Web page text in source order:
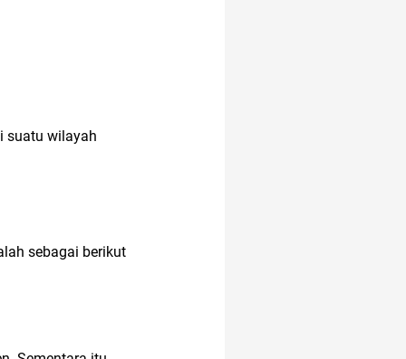
suatu wilayah
sebagai berikut